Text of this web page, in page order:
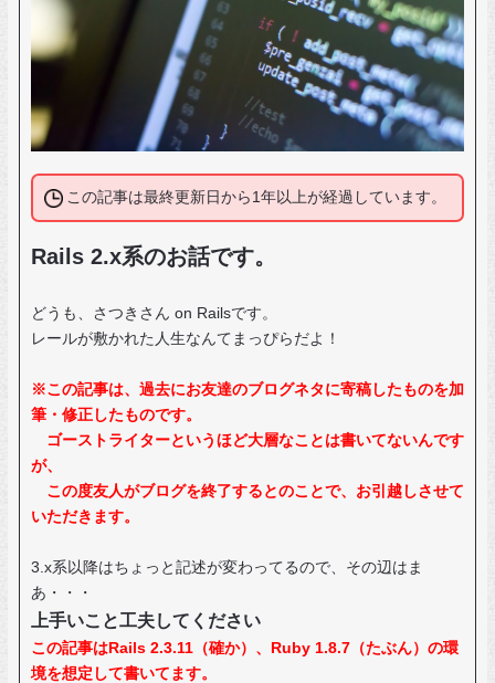
この記事は最終更新日から1年以上が経過しています。
Rails 2.x系のお話です。
どうも、さつきさん on Railsです。
レールが敷かれた人生なんてまっぴらだよ！
※この記事は、過去にお友達のブログネタに寄稿したものを加
筆・修正したものです。
ゴーストライターというほど大層なことは書いてないんです
が、
この度友人がブログを終了するとのことで、お引越しさせて
いただきます。
3.x系以降はちょっと記述が変わってるので、その辺はま
あ・・・
上手いこと工夫してください
この記事はRails 2.3.11（確か）、Ruby 1.8.7（たぶん）の環
境を想定して書いてます。